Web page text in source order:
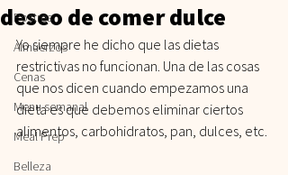
Postres
Almuerzos
Cenas
Menu semanal
Meal Prep
Belleza
deseo de comer dulce
Yo siempre he dicho que las dietas
restrictivas no funcionan. Una de las cosas
que nos dicen cuando empezamos una
dieta es que debemos eliminar ciertos
alimentos, carbohidratos, pan, dulces, etc.